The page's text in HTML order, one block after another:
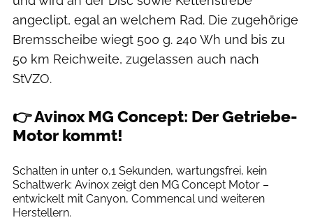
angeclipt, egal an welchem Rad. Die zugehörige
Bremsscheibe wiegt 500 g. 240 Wh und bis zu
50 km Reichweite, zugelassen auch nach
StVZO.
👉 Avinox MG Concept: Der Getriebe-
Motor kommt!
Schalten in unter 0,1 Sekunden, wartungsfrei, kein
Schaltwerk: Avinox zeigt den MG Concept Motor –
entwickelt mit Canyon, Commencal und weiteren
Herstellern.